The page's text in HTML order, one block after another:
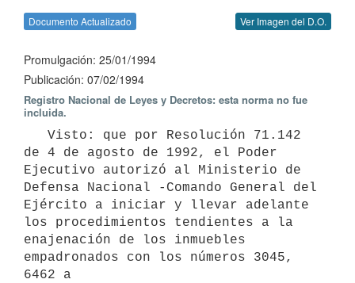
Documento Actualizado Ver Imagen del D.O.
Promulgación: 25/01/1994
Publicación: 07/02/1994
Registro Nacional de Leyes y Decretos: esta norma no fue
incluida.
de 4 de agosto de 1992, el Poder
Ejecutivo autorizó al Ministerio de
Defensa Nacional -Comando General del
Ejército a iniciar y llevar adelante
los procedimientos tendientes a la
enajenación de los inmuebles
empadronados con los números 3045,
6462 a